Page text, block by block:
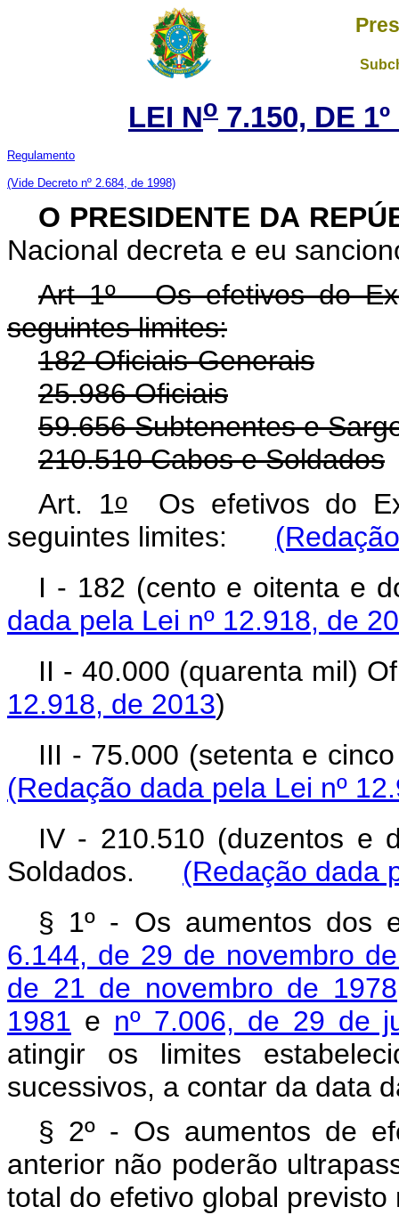
LEI No 7.150, DE
Regulamento
(Vide Decreto nº 2.684, de 1998)
O PRESIDENTE DA
Nacional decreta e eu
Art 1º - Os efetivos do
seguintes limites:
182 Oficiais-Generais
25.986 Oficiais
59.656 Subtenentes e
210.510 Cabos e Soldados
Art. 1oOs efetivos do
seguintes limites:
I - 182 (cento e oitenta
dada pela Lei nº 12.918, de
II - 40.000 (quarenta
12.918, de 2013)
III - 75.000 (setenta e
(Redação dada pela Lei nº
IV - 210.510 (duzentos e
Soldados. (Redação dada
§ 1º - Os aumentos dos
6.144, de 29 de novembro
de 21 de novembro de 1978
1981 e nº 7.006, de 29 de
atingir os limites
sucessivos, a contar da data
§ 2º - Os aumentos de
anterior não poderão
total do efetivo global previsto